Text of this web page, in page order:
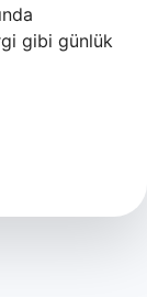
gibi günlük